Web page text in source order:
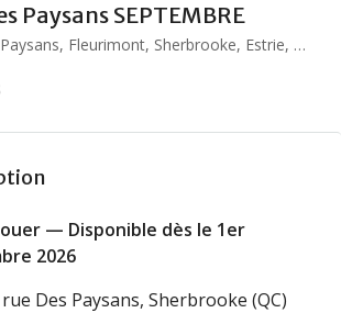
Paysans SEPTEMBRE
Fleurimont, Sherbrooke, Estrie, Québec, J1G 3E5, Canada
— Disponible dès le 1er
2026
rue Des Paysans, Sherbrooke (QC)